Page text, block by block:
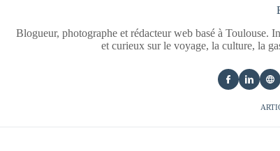
Blogueur, photographe et rédacteur web basé à Toulouse.
et curieux sur le voyage, la culture, la